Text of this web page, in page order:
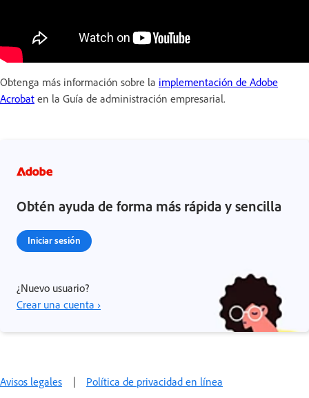
Obtenga más información sobre la implementación de Adobe
Acrobat en la Guía de administración empresarial.
Obtén ayuda de forma más rápida y sencilla
Iniciar sesión
¿Nuevo usuario?
Crear una cuenta ›
Avisos legales | Política de privacidad en línea